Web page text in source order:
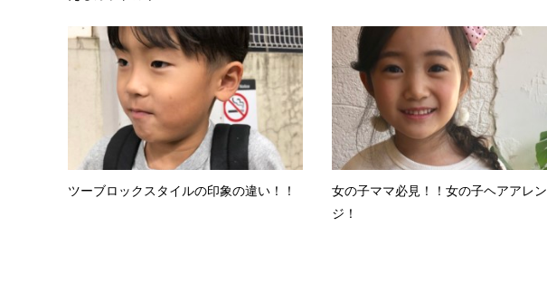
ツーブロックスタイルの印象の違い！！
女の子ママ必見！！女の子ヘアアレン
ジ！